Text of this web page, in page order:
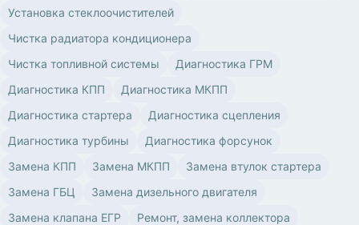
Установка стеклоочистителей
Чистка радиатора кондиционера
Чистка топливной системы
Диагностика ГРМ
Диагностика КПП
Диагностика МКПП
Диагностика стартера
Диагностика сцепления
Диагностика турбины
Диагностика форсунок
Замена КПП
Замена МКПП
Замена втулок стартера
Замена ГБЦ
Замена дизельного двигателя
Замена клапана ЕГР
Ремонт, замена коллектора